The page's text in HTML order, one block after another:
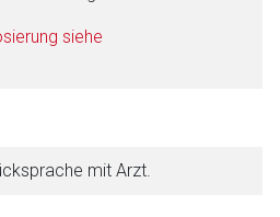
siehe
mit Arzt.